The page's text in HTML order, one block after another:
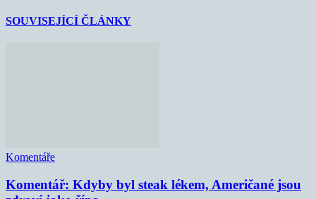
SOUVISEJÍCÍ ČLÁNKY
Komentáře
Komentář: Kdyby byl steak lékem, Američané jsou